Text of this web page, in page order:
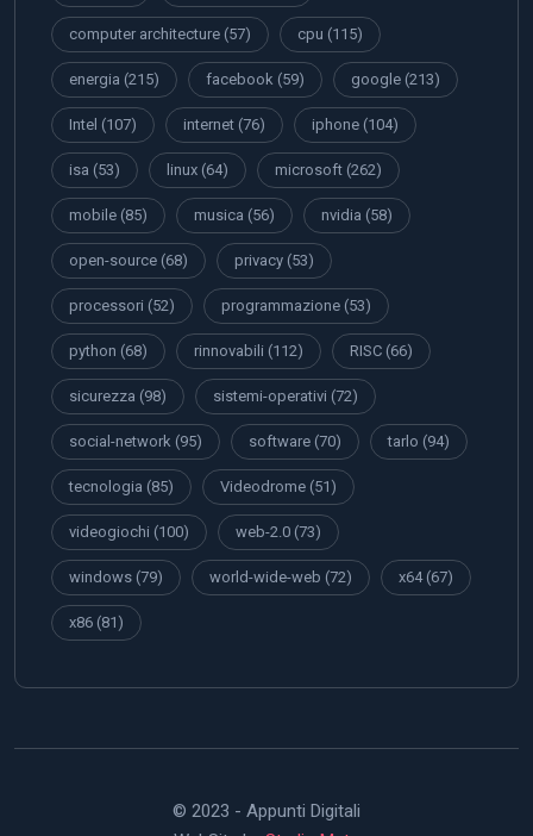
computer architecture (57) cpu (115)
energia (215) facebook (59) google (213)
Intel (107) internet (76) iphone (104)
isa (53) linux (64) microsoft (262)
mobile (85) musica (56) nvidia (58)
open-source (68) privacy (53)
processori (52) programmazione (53)
python (68) rinnovabili (112) RISC (66)
sicurezza (98) sistemi-operativi (72)
social-network (95) software (70) tarlo (94)
tecnologia (85) Videodrome (51)
videogiochi (100) web-2.0 (73)
windows (79) world-wide-web (72) x64(67)
x86 (81)
© 2023 - Appunti Digitali